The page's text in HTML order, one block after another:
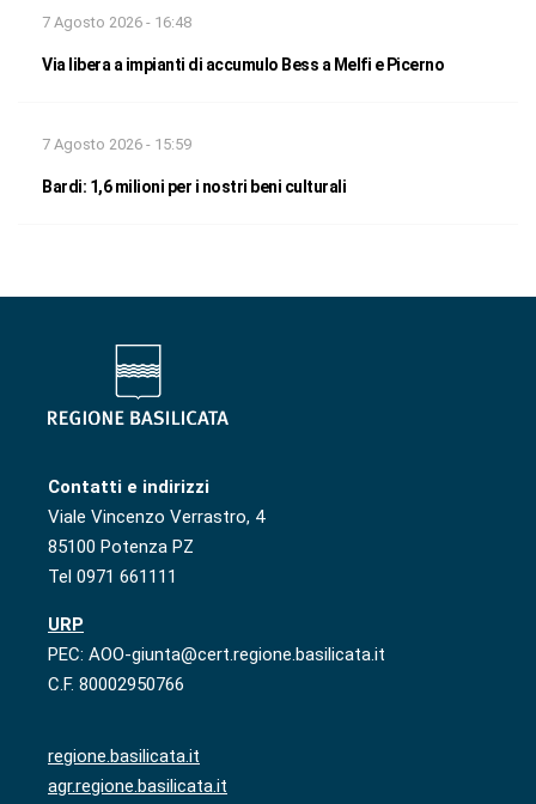
7 Agosto 2026 - 16:48
Via libera a impianti di accumulo Bess a Melfi e Picerno
7 Agosto 2026 - 15:59
Bardi: 1,6 milioni per i nostri beni culturali
Contatti e indirizzi
Viale Vincenzo Verrastro, 4
85100 Potenza PZ
Tel 0971 661111
URP
PEC: AOO-giunta@cert.regione.basilicata.it
C.F. 80002950766
regione.basilicata.it
agr.regione.basilicata.it